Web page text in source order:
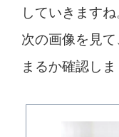
していきますね
次の画像を見
まるか確認しま